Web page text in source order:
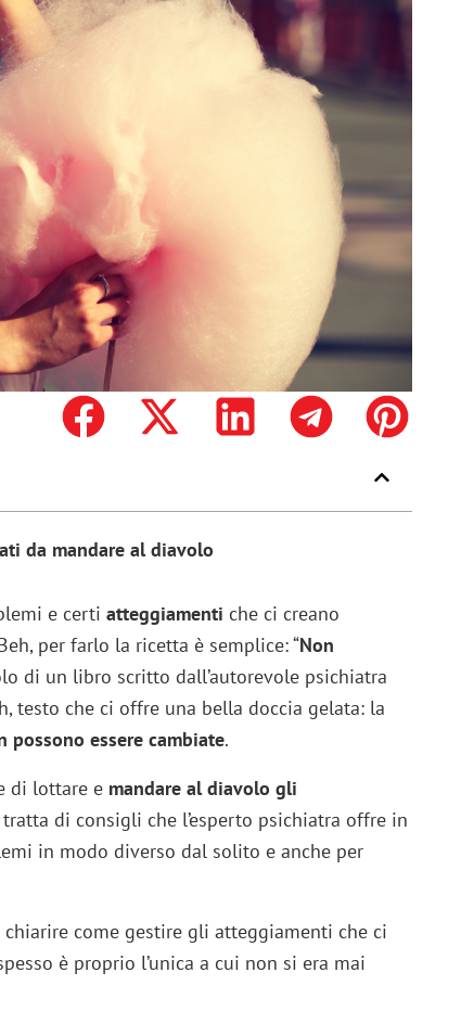
da mandare al diavolo
e certi atteggiamenti che ci creano
per farlo la ricetta è semplice: “Non
di un libro scritto dall’autorevole psichiatra
testo che ci offre una bella doccia gelata: la
possono essere cambiate.
di lottare e mandare al diavolo gli
di consigli che l’esperto psichiatra offre in
in modo diverso dal solito e anche per
chiarire come gestire gli atteggiamenti che ci
è proprio l’unica a cui non si era mai